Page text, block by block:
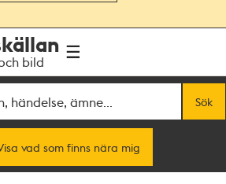
bild
Sök
vad som finns nära mig